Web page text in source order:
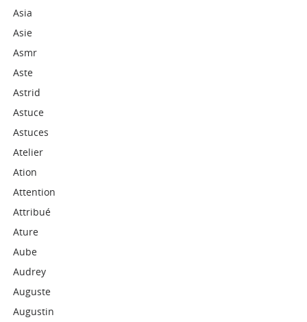
Asia
Asie
Asmr
Aste
Astrid
Astuce
Astuces
Atelier
Ation
Attention
Attribué
Ature
Aube
Audrey
Auguste
Augustin